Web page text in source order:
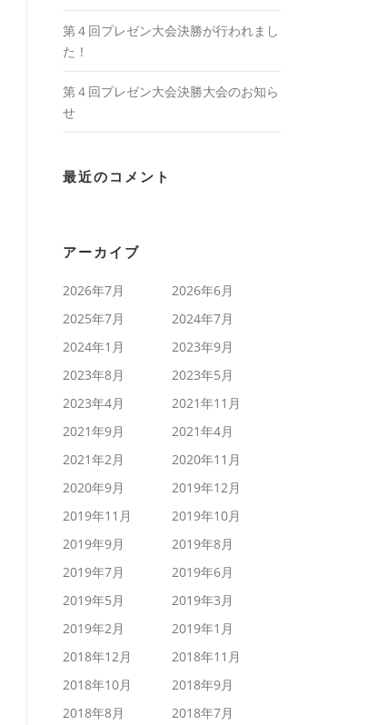
第４回プレゼン大会決勝が行われまし
た！
第４回プレゼン大会決勝大会のお知ら
せ
最近のコメント
アーカイブ
2026年7月
2026年6月
2025年7月
2024年7月
2024年1月
2023年9月
2023年8月
2023年5月
2023年4月
2021年11月
2021年9月
2021年4月
2021年2月
2020年11月
2020年9月
2019年12月
2019年11月
2019年10月
2019年9月
2019年8月
2019年7月
2019年6月
2019年5月
2019年3月
2019年2月
2019年1月
2018年12月
2018年11月
2018年10月
2018年9月
2018年8月
2018年7月